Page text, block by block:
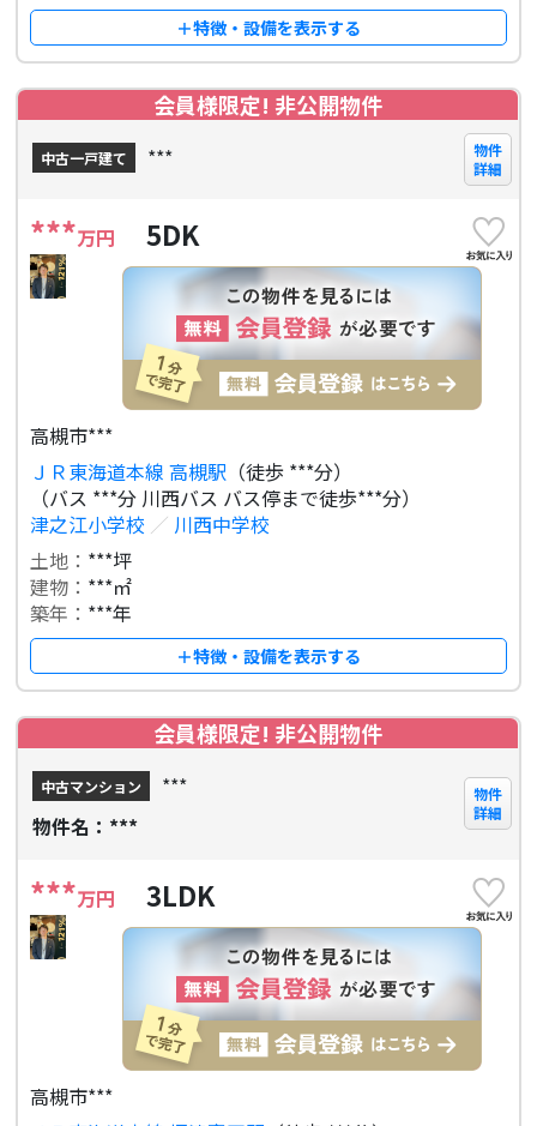
＋特徴・設備を表示する
会員様限定! 非公開物件
中古一戸建て ***
物件
詳細
***万円 5DK
高槻市***
ＪＲ東海道本線 高槻駅 （徒歩 ***分）
（バス ***分 川西バス バス停まで徒歩***分）
津之江小学校 ／ 川西中学校
土地： ***坪
建物： ***㎡
築年： ***年
＋特徴・設備を表示する
会員様限定! 非公開物件
中古マンション
***
物件名：***
物件
詳細
***万円 3LDK
高槻市***